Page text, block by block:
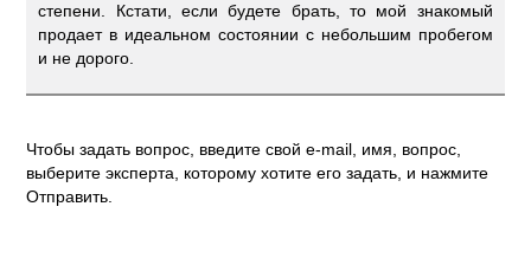
степени. Кстати, если будете брать, то мой знакомый
продает в идеальном состоянии с небольшим пробегом
и не дорого.
Чтобы задать вопрос, введите свой e-mail, имя, вопрос,
выберите эксперта, которому хотите его задать, и нажмите
Отправить.